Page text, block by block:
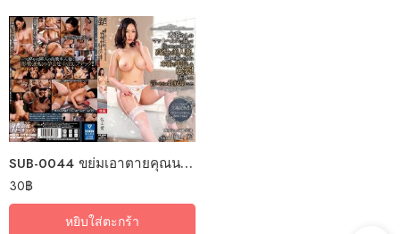
SUB-0044 ขย่มเอาตายคุณนายช่างเหยียด
30฿
หยิบใส่ตะกร้า